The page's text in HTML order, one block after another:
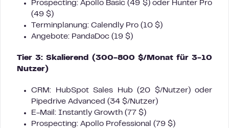
Prospecting: Apollo Basic (49 $) oder Hunter Pro
(49 $)
Terminplanung: Calendly Pro (10 $)
Angebote: PandaDoc (19 $)
Tier 3: Skalierend (300-800 $/Monat für 3-10
Nutzer)
CRM: HubSpot Sales Hub (20 $/Nutzer) oder
Pipedrive Advanced (34 $/Nutzer)
E-Mail: Instantly Growth (77 $)
Prospecting: Apollo Professional (79 $)